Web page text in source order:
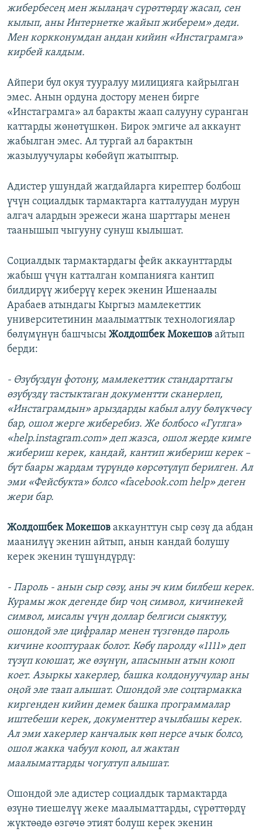
жибербесең мен жылаңач сүрөттөрдү жасап, сен
кылып, аны Интернетке жайып жиберем» деди.
Мен коркконумдан андан кийин «Инстаграмга»
кирбей калдым.
Айпери бул окуя тууралуу милицияга кайрылган
эмес. Анын ордуна достору менен бирге
«Инстаграмга» ал баракты жаап салууну суранган
каттарды жөнөтүшкөн. Бирок эмгиче ал аккаунт
жабылган эмес. Ал тургай ал барактын
жазылуучулары көбөйүп жатыптыр.
Адистер ушундай жагдайларга кирептер болбош
үчүн социалдык тармактарга катталуудан мурун
алгач алардын эрежеси жана шарттары менен
таанышып чыгууну сунуш кылышат.
Социалдык тармактардагы фейк аккаунттарды
жабыш үчүн катталган компанияга кантип
билдирүү жиберүү керек экенин Ишенаалы
Арабаев атындагы Кыргыз мамлекеттик
университетинин маалыматтык технологиялар
бөлүмүнүн башчысы Жолдошбек Мокешов айтып
берди:
- Өзүбүздүн фотону, мамлекеттик стандарттагы
өзүбүздү тастыктаган документти сканерлеп,
«Инстаграмдын» арыздарды кабыл алуу бөлүкчөсү
бар, ошол жерге жиберебиз. Же болбосо «Гуглга»
«help.instagram.com» деп жазса, ошол жерде кимге
жибериш керек, кандай, кантип жибериш керек –
бүт баары жардам түрүндө көрсөтүлүп берилген. Ал
эми «Фейсбукта» болсо «facebook.com help» деген
жери бар.
Жолдошбек Мокешов аккаунттун сыр сөзү да абдан
маанилүү экенин айтып, анын кандай болушу
керек экенин түшүндүрдү:
- Пароль - анын сыр сөзү, аны эч ким билбеш керек.
Курамы жок дегенде бир чоң символ, кичинекей
символ, мисалы үчүн доллар белгиси сыяктуу,
ошондой эле цифралар менен түзгөндө пароль
кичине кооптураак болот. Көбү паролду «1111» деп
түзүп коюшат, же өзүнүн, апасынын атын коюп
коет. Азыркы хакерлер, башка колдонуучулар аны
оңой эле таап алышат. Ошондой эле соцтармакка
киргенден кийин демек башка программалар
иштебеши керек, документтер ачылбашы керек.
Ал эми хакерлер канчалык көп нерсе ачык болсо,
ошол жакка чабуул коюп, ал жактан
маалыматтарды чогултуп алышат.
Ошондой эле адистер социалдык тармактарда
өзүнө тиешелүү жеке маалыматтарды, сүрөттөрдү
жүктөөдө өзгөчө этият болуш керек экенин